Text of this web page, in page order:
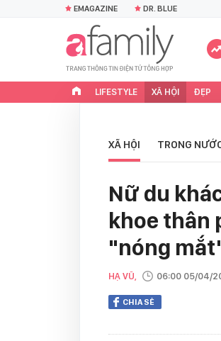
EMAGAZINE DR. BLUE
LIFESTYLE XÃ HỘI ĐẸP
XÃ HỘI TRONG
Nữ du
khoe thân
"nóng
HẠ VŨ, 06:00 05/04/
CHIA SẺ